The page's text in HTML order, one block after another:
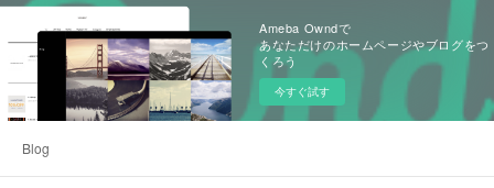
Ameba Owndで
あなただけのホームページやブログをつ
くろう
今すぐ試す
Blog